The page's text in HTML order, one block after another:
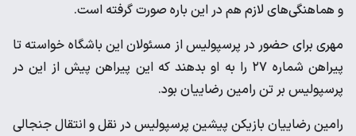
و هماهنگی‌های لازم هم در این باره صورت گرفته است.
مهری برای حضور در پرسپولیس از مسئولان این باشگاه خواسته تا
پیراهن شماره ۲۷ را به او بدهند که این پیراهن پیش از این در
پرسپولیس بر تن رامین رضاییان بود.
رامین رضاییان بازیکن پیشین پرسپولیس در نقل و انتقال جنجالی